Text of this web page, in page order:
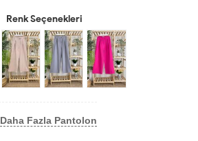
Renk Seçenekleri
Daha Fazla Pantolon